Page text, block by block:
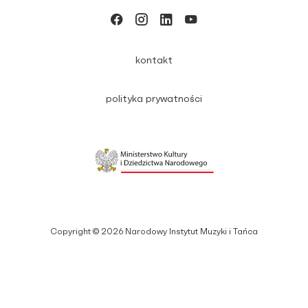
Copyright © 2026 Narodowy Instytut Muzyki i Tańca
kontakt
polityka prywatności